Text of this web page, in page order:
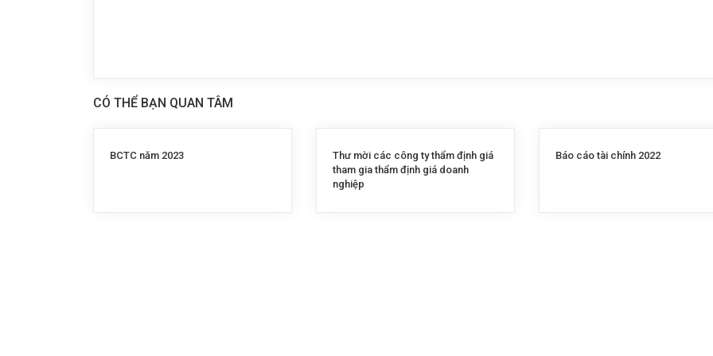
CÓ THỂ BẠN QUAN TÂM
BCTC năm 2023
Thư mời các công ty thẩm định giá
tham gia thẩm định giá doanh
nghiệp
Báo cáo tài chính 2022